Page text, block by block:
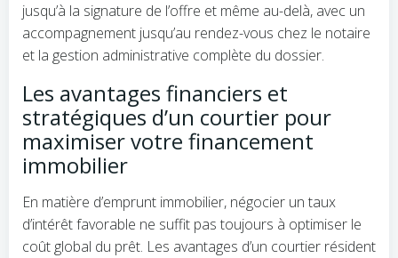
jusqu’à la signature de l’offre et même au-delà, avec un
accompagnement jusqu’au rendez-vous chez le notaire
et la gestion administrative complète du dossier.
Les avantages financiers et
stratégiques d’un courtier pour
maximiser votre financement
immobilier
En matière d’emprunt immobilier, négocier un taux
d’intérêt favorable ne suffit pas toujours à optimiser le
coût global du prêt. Les avantages d’un courtier résident